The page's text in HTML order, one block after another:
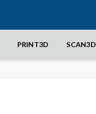
PRINT3D SCAN3D